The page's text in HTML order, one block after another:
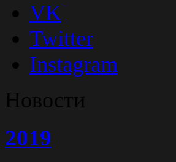
VK
Twitter
Instagram
Новости
2019